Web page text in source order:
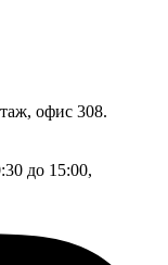
офис 308.
до 15:00,